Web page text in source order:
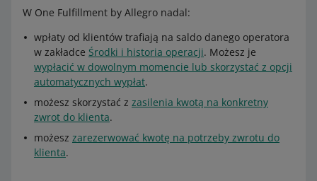
W One Fulfillment by Allegro nadal:
wpłaty od klientów trafiają na saldo danego operatora
w zakładce Środki i historia operacji. Możesz je
wypłacić w dowolnym momencie lub skorzystać z opcji
automatycznych wypłat.
możesz skorzystać z zasilenia kwotą na konkretny
zwrot do klienta.
możesz zarezerwować kwotę na potrzeby zwrotu do
klienta.